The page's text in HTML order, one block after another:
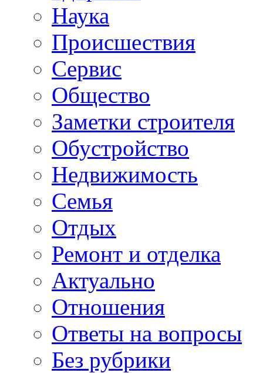
Наука
Происшествия
Сервис
Общество
Заметки строителя
Обустройство
Недвижимость
Семья
Отдых
Ремонт и отделка
Актуально
Отношения
Ответы на вопросы
Без рубрики